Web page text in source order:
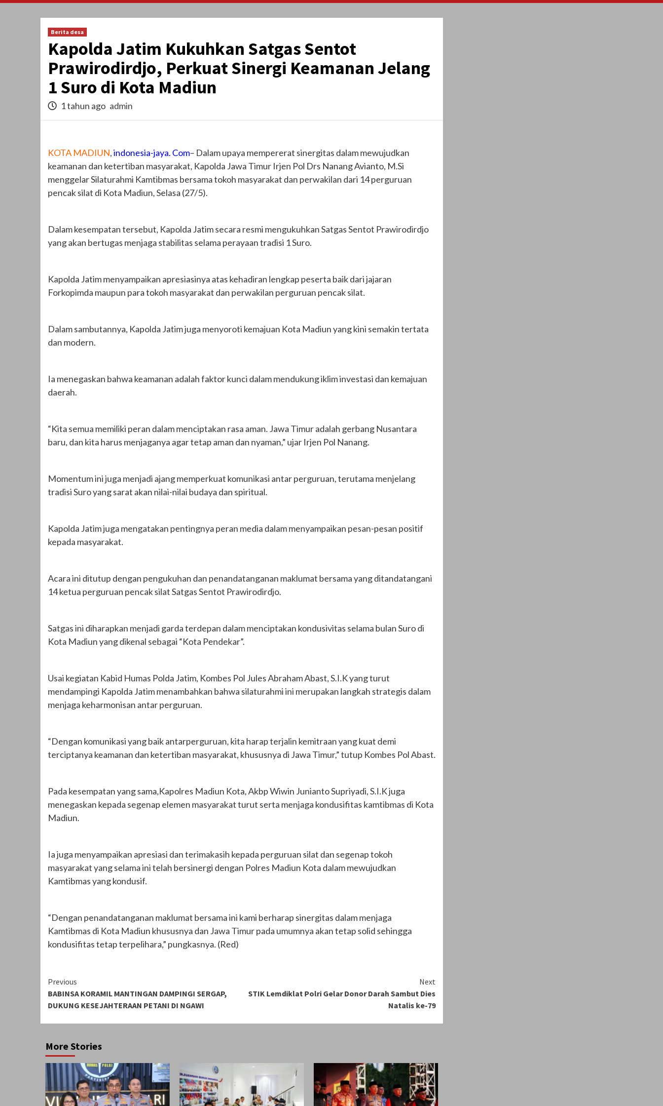
Berita desa
Kapolda Jatim Kukuhkan Satgas Sentot
Prawirodirdjo, Perkuat Sinergi Keamanan Jelang
1 Suro di Kota Madiun
1 tahun ago admin
KOTA MADIUN,indonesia-jaya. Com– Dalam upaya mempererat sinergitas dalam mewujudkan
keamanan dan ketertiban masyarakat, Kapolda Jawa Timur Irjen Pol Drs Nanang Avianto, M.Si
menggelar Silaturahmi Kamtibmas bersama tokoh masyarakat dan perwakilan dari 14 perguruan
pencak silat di Kota Madiun, Selasa (27/5).
Dalam kesempatan tersebut, Kapolda Jatim secara resmi mengukuhkan Satgas Sentot Prawirodirdjo
yang akan bertugas menjaga stabilitas selama perayaan tradisi 1 Suro.
Kapolda Jatim menyampaikan apresiasinya atas kehadiran lengkap peserta baik dari jajaran
Forkopimda maupun para tokoh masyarakat dan perwakilan perguruan pencak silat.
Dalam sambutannya, Kapolda Jatim juga menyoroti kemajuan Kota Madiun yang kini semakin tertata
dan modern.
Ia menegaskan bahwa keamanan adalah faktor kunci dalam mendukung iklim investasi dan kemajuan
daerah.
“Kita semua memiliki peran dalam menciptakan rasa aman. Jawa Timur adalah gerbang Nusantara
baru, dan kita harus menjaganya agar tetap aman dan nyaman,” ujar Irjen Pol Nanang.
Momentum ini juga menjadi ajang memperkuat komunikasi antar perguruan, terutama menjelang
tradisi Suro yang sarat akan nilai-nilai budaya dan spiritual.
Kapolda Jatim juga mengatakan pentingnya peran media dalam menyampaikan pesan-pesan positif
kepada masyarakat.
Acara ini ditutup dengan pengukuhan dan penandatanganan maklumat bersama yang ditandatangani
14 ketua perguruan pencak silat Satgas Sentot Prawirodirdjo.
Satgas ini diharapkan menjadi garda terdepan dalam menciptakan kondusivitas selama bulan Suro di
Kota Madiun yang dikenal sebagai “Kota Pendekar”.
Usai kegiatan Kabid Humas Polda Jatim, Kombes Pol Jules Abraham Abast, S.I.K yang turut
mendampingi Kapolda Jatim menambahkan bahwa silaturahmi ini merupakan langkah strategis dalam
menjaga keharmonisan antar perguruan.
“Dengan komunikasi yang baik antarperguruan, kita harap terjalin kemitraan yang kuat demi
terciptanya keamanan dan ketertiban masyarakat, khususnya di Jawa Timur,” tutup Kombes Pol Abast.
Pada kesempatan yang sama,Kapolres Madiun Kota, Akbp Wiwin Junianto Supriyadi, S.I.K juga
menegaskan kepada segenap elemen masyarakat turut serta menjaga kondusifitas kamtibmas di Kota
Madiun.
Ia juga menyampaikan apresiasi dan terimakasih kepada perguruan silat dan segenap tokoh
masyarakat yang selama ini telah bersinergi dengan Polres Madiun Kota dalam mewujudkan
Kamtibmas yang kondusif.
“Dengan penandatanganan maklumat bersama ini kami berharap sinergitas dalam menjaga
Kamtibmas di Kota Madiun khususnya dan Jawa Timur pada umumnya akan tetap solid sehingga
kondusifitas tetap terpelihara,” pungkasnya. (Red)
Continue
Reading
Previous
BABINSA KORAMIL MANTINGAN DAMPINGI SERGAP,
DUKUNG KESEJAHTERAAN PETANI DI NGAWI
Next
STIK Lemdiklat Polri Gelar Donor Darah Sambut Dies
Natalis ke-79
More Stories